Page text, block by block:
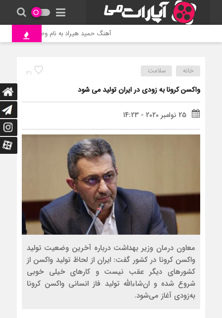
آهنگ حمید هیراد به نام وطن
31 خانه سلامت
واکسن کرونا به زودی در ایران تولید می شود
25 نوامبر 2020 - 14:23
معاون درمان وزیر بهداشت درباره آخرین وضعیت تولید
واکسن کرونا در کشور گفت: ایران از لحاظ تولید واکسن از
کشورهای دیگر عقب نیست‌ ‌و کارهای خیلی خوبی
شروع شده و ان‌شا‌ءالله تولید فاز انسانی واکسن کرونا
به‌زودی آغاز می‌شود.